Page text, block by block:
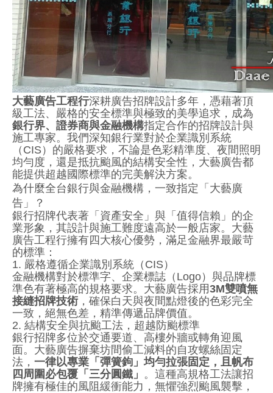
大藝廣告工程行深耕廣告招牌設計多年，憑藉著頂
級工法、嚴格的安全標準與極致的美學追求，成為
銀行界、證券商與金融機構指定合作的招牌設計與
施工專家。我們深知銀行業對於企業識別系統
（CIS）的嚴格要求，不論是色彩精準度、夜間照明
均勻度，還是抵抗颱風的結構安全性，大藝廣告都
能提供超越國際標準的完美解決方案。
為什麼全台銀行與金融機構，一致指定「大藝廣
告」？
銀行招牌代表著「資產安全」與「值得信賴」的企
業形象，其設計與施工難度遠高於一般店家。大藝
廣告工程行擁有四大核心優勢，滿足金融界最嚴苛
的標準：
1. 嚴格遵循企業識別系統（CIS）
金融機構對於標準字、企業標誌（Logo）與品牌標
準色有著極高的規格要求。大藝廣告採用3M雙噴無
接縫招牌技術 ，確保白天與夜間點燈後的色彩完全
一致，絕無色差，精準傳遞品牌價值。
2. 結構安全與抗颱工法，超越防颱標準
銀行招牌多位於交通要道、高樓外牆或轉角迎風
面。大藝廣告摒棄坊間偷工減料的自攻螺絲固定
法， 一律以專業「彈簧鉤」均勻拉張固定，且帆布
四周圍必包覆「三分圓鐵」 。這種高規格工法讓招
牌擁有極佳的風阻緩衝能力，無懼強烈颱風襲擊，